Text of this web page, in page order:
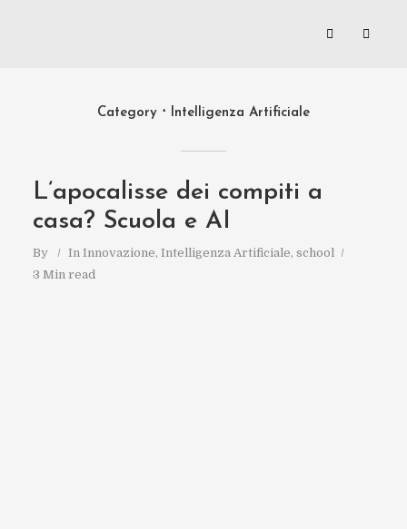
Category Intelligenza Artificiale
L’apocalisse dei compiti a
casa? Scuola e AI
By In Innovazione, Intelligenza Artificiale, school
3 Min read